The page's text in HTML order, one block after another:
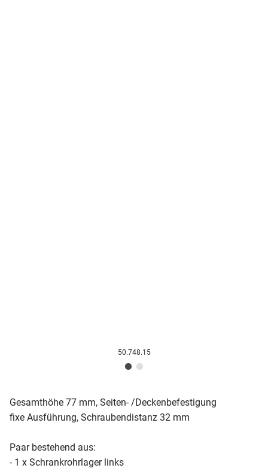
50.748.15
Gesamthöhe 77 mm, Seiten- /Deckenbefestigung
fixe Ausführung, Schraubendistanz 32 mm
Paar bestehend aus:
- 1 x Schrankrohrlager links